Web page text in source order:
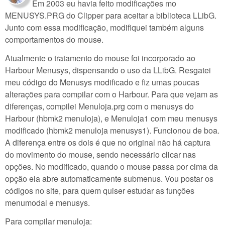
Em 2003 eu havia feito modificações mo
MENUSYS.PRG do Clipper para aceitar a biblioteca LLibG.
Junto com essa modificação, modifiquei também alguns
comportamentos do mouse.
Atualmente o tratamento do mouse foi incorporado ao
Harbour Menusys, dispensando o uso da LLibG. Resgatei
meu código do Menusys modificado e fiz umas poucas
alterações para compilar com o Harbour. Para que vejam as
diferenças, compilei Menuloja.prg com o menusys do
Harbour (hbmk2 menuloja), e Menuloja1 com meu menusys
modificado (hbmk2 menuloja menusys1). Funcionou de boa.
A diferença entre os dois é que no original não há captura
do movimento do mouse, sendo necessário clicar nas
opções. No modificado, quando o mouse passa por cima da
opção ela abre automaticamente submenus. Vou postar os
códigos no site, para quem quiser estudar as funções
menumodal e menusys.
Para compilar menuloja: